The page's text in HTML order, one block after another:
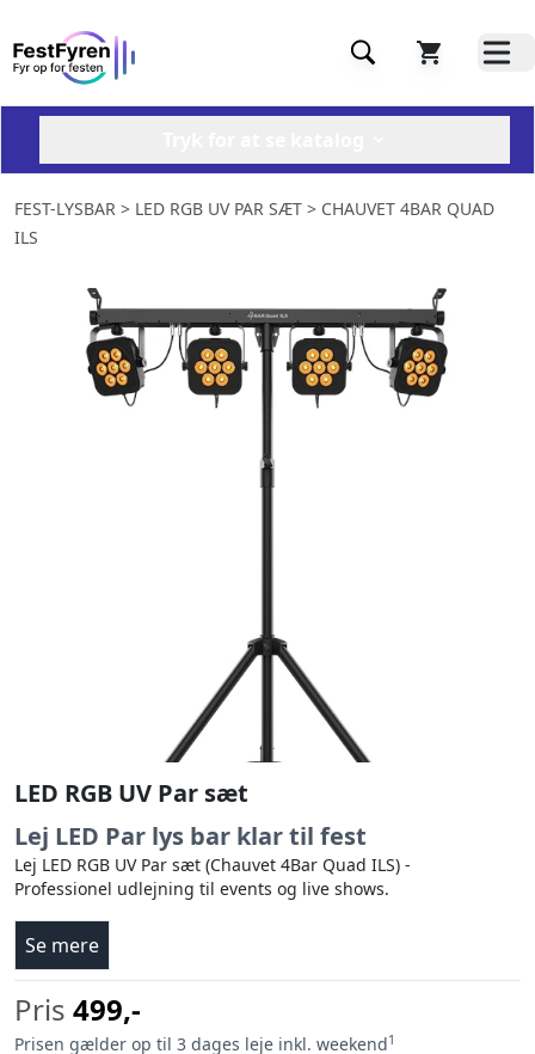
FEST-LYSBAR > LED RGB UV PAR SÆT > CHAUVET 4BAR QUAD
ILS
LED RGB UV Par sæt
Lej LED Par lys bar klar til fest
Lej LED RGB UV Par sæt (Chauvet 4Bar Quad ILS) -
Professionel udlejning til events og live shows.
Se mere
Pris 499,-
Prisen gælder op til 3 dages leje inkl. weekend1